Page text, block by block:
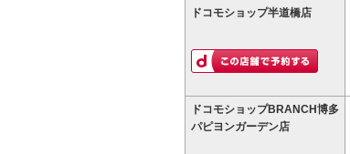
ドコモショップ半道橋店
ドコモショップBRANCH博多
パピヨンガーデン店